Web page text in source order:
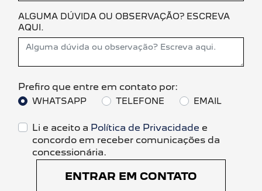
ALGUMA DÚVIDA OU OBSERVAÇÃO? ESCREVA
AQUI.
Prefiro que entre em contato por:
WHATSAPP TELEFONE EMAIL
Li e aceito a Política de Privacidade e
concordo em receber comunicações da
concessionária.
ENTRAR EM CONTATO